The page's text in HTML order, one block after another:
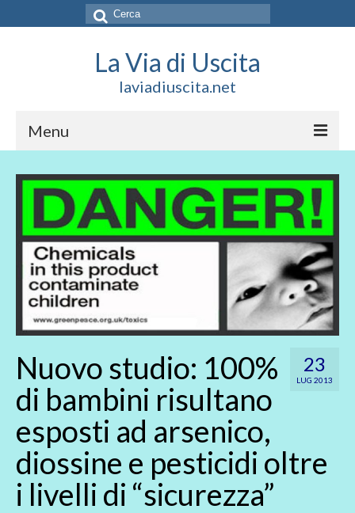
Cerca:
La Via di Uscita
laviadiuscita.net
Menu
HOME
CHI SIAMO
SOCIAL
SOSTIENICI
CONTATTI
23
LUG 2013
Nuovo studio: 100%
di bambini risultano
esposti ad arsenico,
diossine e pesticidi oltre
i livelli di “sicurezza”